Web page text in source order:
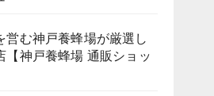
営む神戸養蜂場が厳選し
【神戸養蜂場 通販ショッ